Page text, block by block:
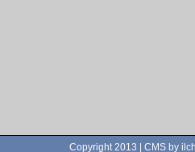
Copyright 2013 | CMS by